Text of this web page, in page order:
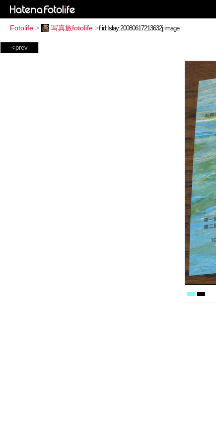
Fotolife > 写真旅fotolife >
<prev